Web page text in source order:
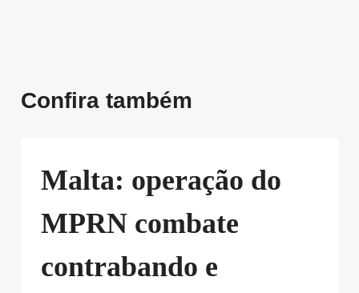
Confira também
Malta: operação do
MPRN combate
contrabando e